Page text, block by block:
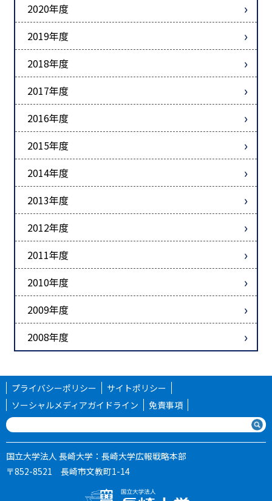
2020年度
2019年度
2018年度
2017年度
2016年度
2015年度
2014年度
2013年度
2012年度
2011年度
2010年度
2009年度
2008年度
プライバシーポリシー
サイトポリシー
ソーシャルメディアガイドライン
免責事項
国立大学法人 長崎大学：長崎大学広報戦略本部
〒852-8521 長崎市文教町1-14